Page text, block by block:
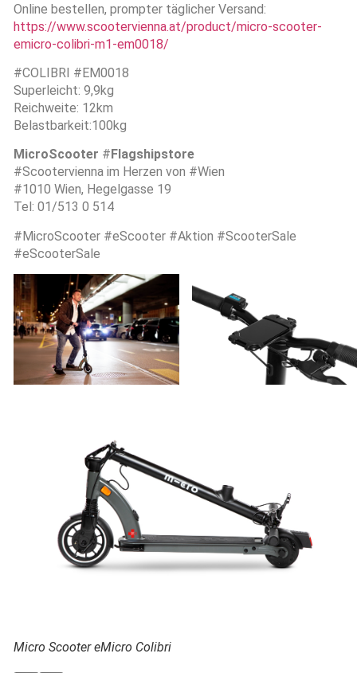
Online bestellen, prompter täglicher Versand:
https://www.scootervienna.at/product/micro-scooter-
emicro-colibri-m1-em0018/
#COLIBRI #EM0018
Superleicht: 9,9kg
Reichweite: 12km
Belastbarkeit:100kg
MicroScooter # Flagshipstore
#Scootervienna im Herzen von #Wien
#1010 Wien, Hegelgasse 19
Tel: 01/513 0 514
#MicroScooter #eScooter #Aktion #ScooterSale
#eScooterSale
Micro Scooter eMicro Colibri